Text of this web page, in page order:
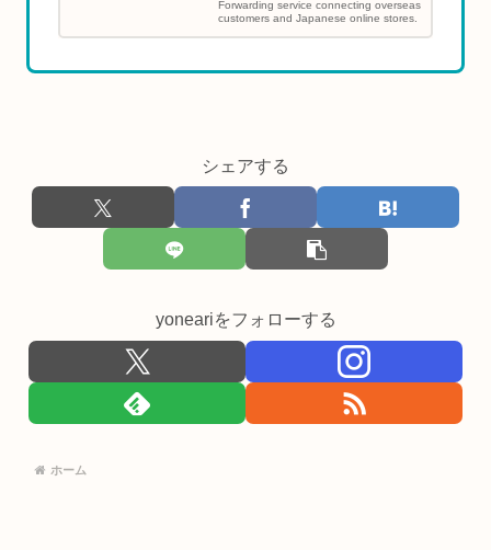
Forwarding service connecting overseas
customers and Japanese online stores.
シェアする
yoneariをフォローする
ホーム